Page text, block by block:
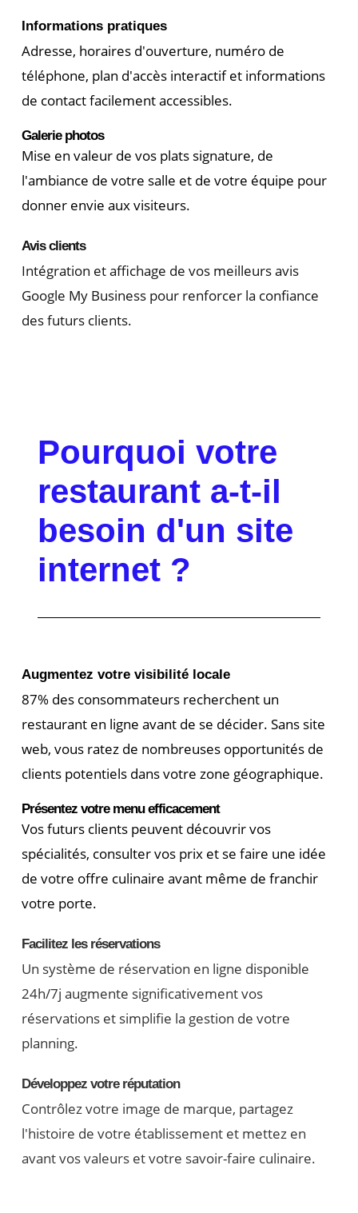
Informations pratiques
Adresse, horaires d'ouverture, numéro de
téléphone, plan d'accès interactif et informations
de contact facilement accessibles.
Galerie photos
Mise en valeur de vos plats signature, de
l'ambiance de votre salle et de votre équipe pour
donner envie aux visiteurs.
Avis clients
Intégration et affichage de vos meilleurs avis
Google My Business pour renforcer la confiance
des futurs clients.
Pourquoi votre
restaurant a-t-il
besoin d'un site
internet ?
Augmentez votre visibilité locale
87% des consommateurs recherchent un
restaurant en ligne avant de se décider. Sans site
web, vous ratez de nombreuses opportunités de
clients potentiels dans votre zone géographique.
Présentez votre menu efficacement
Vos futurs clients peuvent découvrir vos
spécialités, consulter vos prix et se faire une idée
de votre offre culinaire avant même de franchir
votre porte.
Facilitez les réservations
Un système de réservation en ligne disponible
24h/7j augmente significativement vos
réservations et simplifie la gestion de votre
planning.
Développez votre réputation
Contrôlez votre image de marque, partagez
l'histoire de votre établissement et mettez en
avant vos valeurs et votre savoir-faire culinaire.